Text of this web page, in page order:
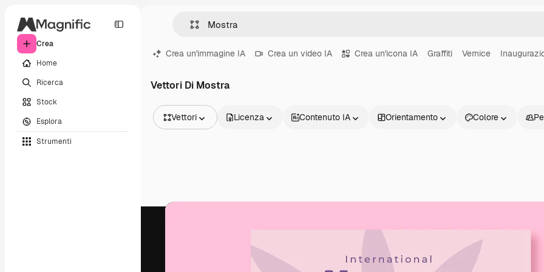
Crea
Home
Ricerca
Stock
Esplora
Strumenti
Crea un'immagine IA Crea un video IA Crea un'icona IA Graffiti Vernice
Vettori Di Mostra
Vettori
Video
Licenza Contenuto IA Orientamento Colore
Prodotti Inizia